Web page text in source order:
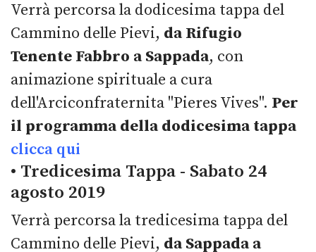
Verrà percorsa la dodicesima tappa del
Cammino delle Pievi, da Rifugio
Tenente Fabbro a Sappada, con
animazione spirituale a cura
dell'Arciconfraternita "Pieres Vives". Per
il programma della dodicesima tappa
clicca qui
• Tredicesima Tappa - Sabato 24
agosto 2019
Verrà percorsa la tredicesima tappa del
Cammino delle Pievi, da Sappada a